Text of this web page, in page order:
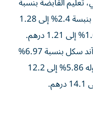
5.16% إلى 3.26 درهم، تلاه سبينس بنبسة 2.4% إلى 1.28
وفي المقابل، تصدر التراجعات دريك آند سكل بنسبة 6.97%
إلى 0.23 درهم تلاه إعمار العقارية بنزوله 5.86% إلى 12.2